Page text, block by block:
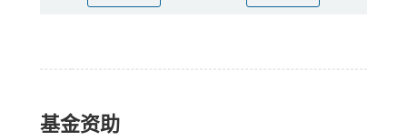
基金资助